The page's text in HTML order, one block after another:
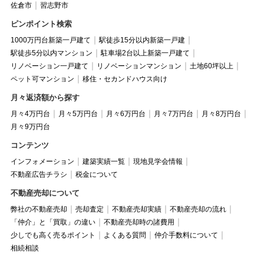
佐倉市
習志野市
ピンポイント検索
1000万円台新築一戸建て
駅徒歩15分以内新築一戸建
駅徒歩5分以内マンション
駐車場2台以上新築一戸建て
リノベーション一戸建て
リノベーションマンション
土地60坪以上
ペット可マンション
移住・セカンドハウス向け
月々返済額から探す
月々4万円台 月々5万円台 月々6万円台 月々7万円台
月々8万円台
月々9万円台
コンテンツ
インフォメーション 建築実績一覧
現地見学会情報
不動産広告チラシ
税金について
不動産売却について
弊社の不動産売却 売却査定 不動産売却実績
不動産売却の流れ
「仲介」と「買取」の違い
不動産売却時の諸費用
少しでも高く売るポイント
よくある質問
仲介手数料について
相続相談